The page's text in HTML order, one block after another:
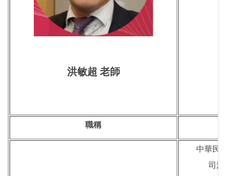
洪敏超 老師
職稱
中華民
司